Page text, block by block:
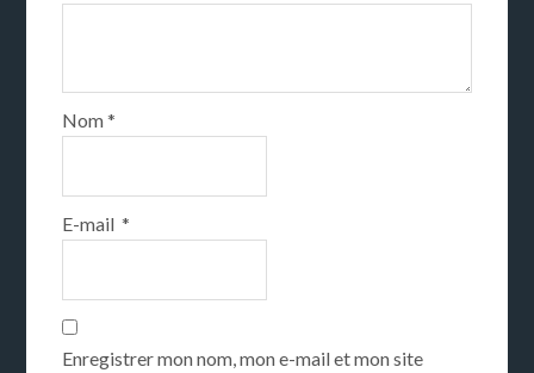
Nom*
E-mail*
Enregistrer mon nom, mon e-mail et mon site